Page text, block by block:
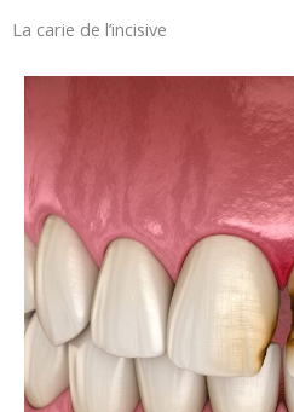
La carie de l’incisive